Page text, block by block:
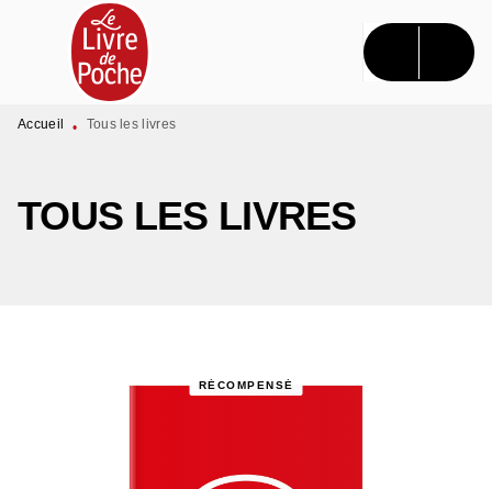
MENU RECHERCHE CONTENU
PIED DE PAGE
Accueil • Tous les livres
TOUS LES LIVRES
RÉCOMPENSÉ